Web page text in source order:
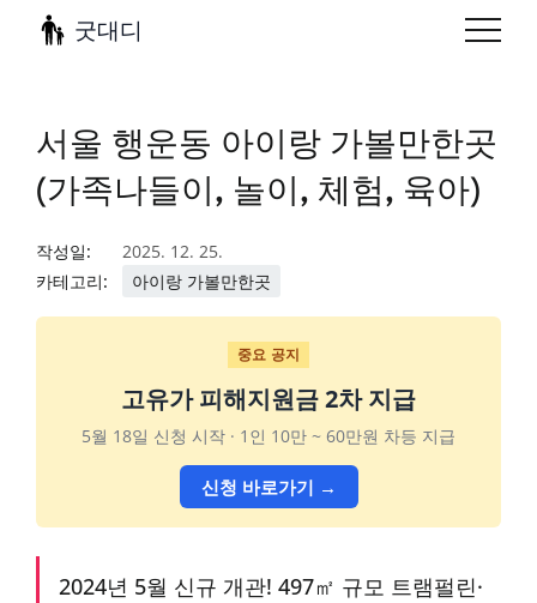
굿대디
서울 행운동 아이랑 가볼만한곳
(가족나들이, 놀이, 체험, 육아)
작성일:
2025. 12. 25.
카테고리:
아이랑 가볼만한곳
중요 공지
고유가 피해지원금 2차 지급
5월 18일 신청 시작 · 1인 10만 ~ 60만원 차등 지급
신청 바로가기 →
2024년 5월 신규 개관! 497㎡ 규모 트램펄린·